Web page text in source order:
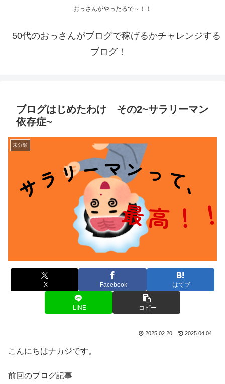
おっさんがやったるで～！！
50代のおっさんがブログで稼げるかチャレンジする
ブログ！
ブログはじめたわけ その2~サラリーマン
依存症~
未分類
X Facebook はてブ
LINE コピー
2025.02.20 2025.04.04
こんにちはナカジです。
前回のブログ記事